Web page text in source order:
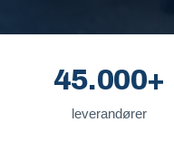
45.000+
leverandører